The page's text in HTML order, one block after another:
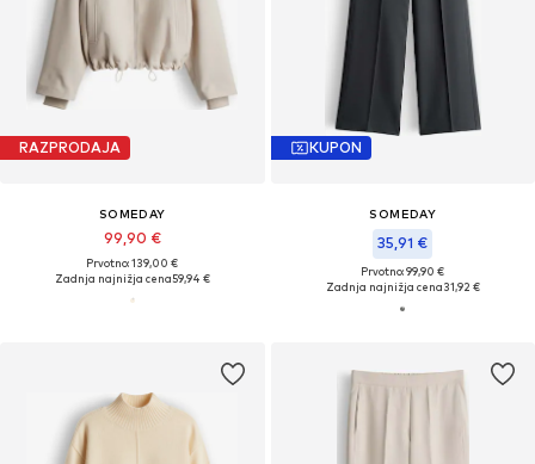
RAZPRODAJA
SOMEDAY
99,90 €
Prvotno: 139,00 €
Zadnja najnižja cena59,94 €
KUPON
SOMEDAY
35,91 €
Prvotno: 99,90 €
Zadnja najnižja cena31,92 €